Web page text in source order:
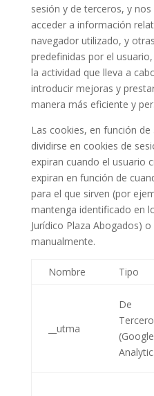
sesión y de terceros, y
acceder a información
navegador utilizado, y
predefinidas por el
la actividad que lleva a
introducir mejoras y
manera más eficiente y
Las cookies, en función
dividirse en cookies de
expiran cuando el usuario
expiran en función de
para el que sirven (por
mantenga identificado en
Jurídico Plaza Abogados)
manualmente.
Nombre Tipo
__utma
De
(Google